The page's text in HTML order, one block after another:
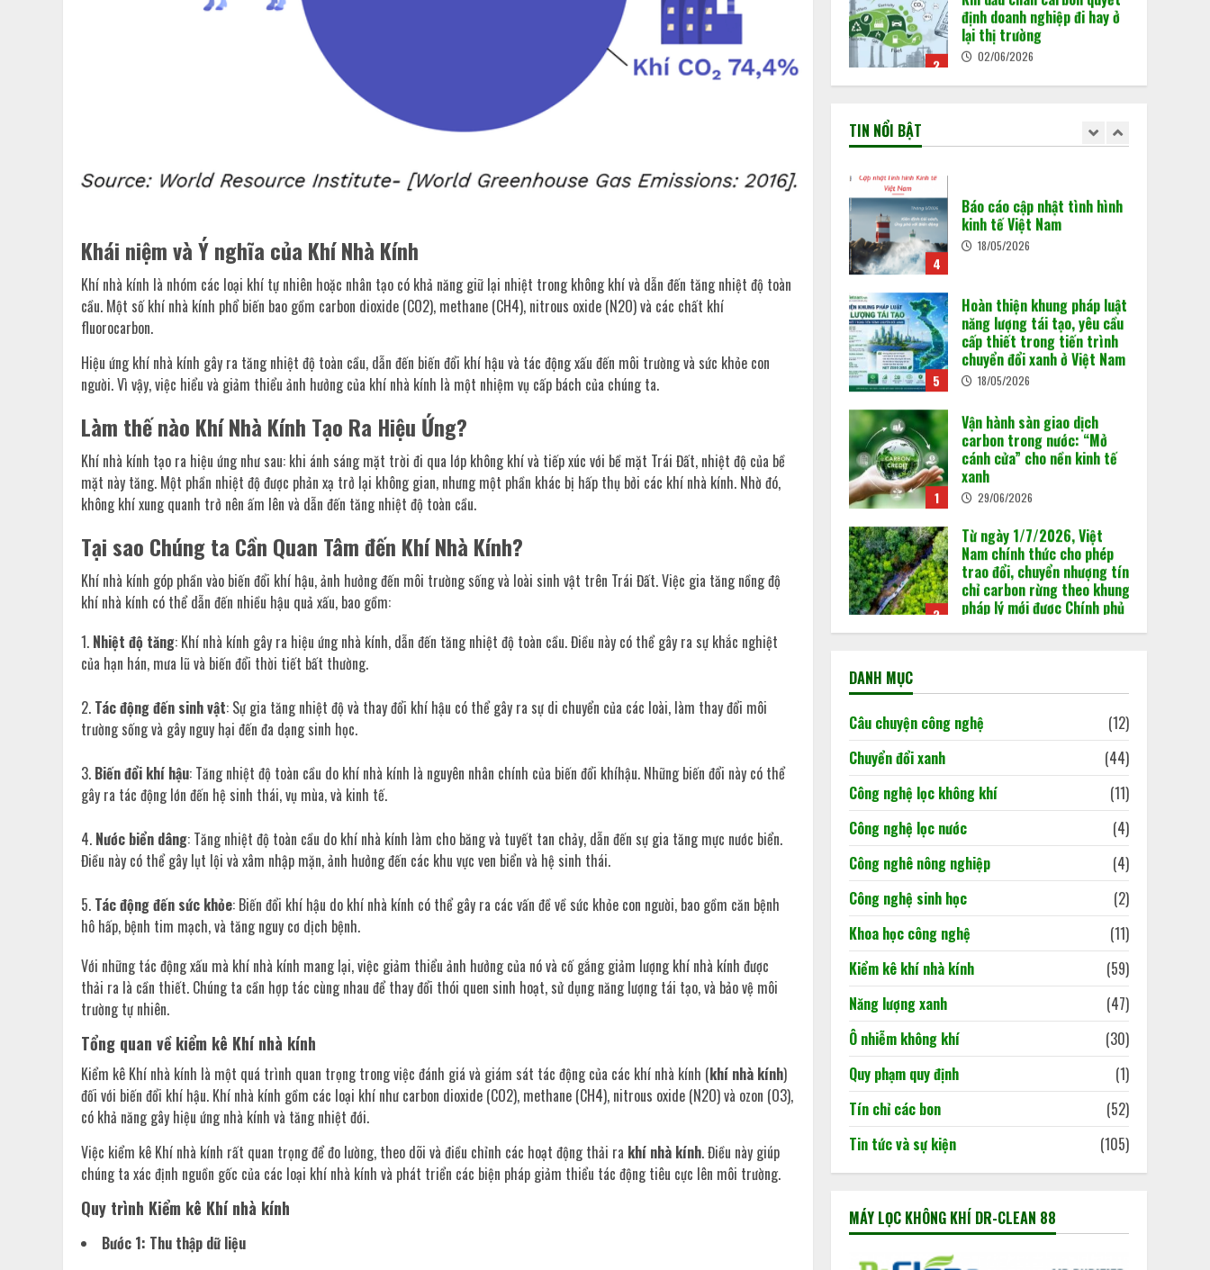
Khái niệm và Ý nghĩa của Khí Nhà Kính
Khí nhà kính là nhóm các loại khí tự nhiên hoặc nhân tạo có khả năng giữ lại nhiệt trong không khí và dẫn đến tăng nhiệt độ toàn
cầu. Một số khí nhà kính phổ biến bao gồm carbon dioxide (CO2), methane (CH4), nitrous oxide (N2O) và các chất khí
fluorocarbon.
Hiệu ứng khí nhà kính gây ra tăng nhiệt độ toàn cầu, dẫn đến biến đổi khí hậu và tác động xấu đến môi trường và sức khỏe con
người. Vì vậy, việc hiểu và giảm thiểu ảnh hưởng của khí nhà kính là một nhiệm vụ cấp bách của chúng ta.
Làm thế nào Khí Nhà Kính Tạo Ra Hiệu Ứng?
Khí nhà kính tạo ra hiệu ứng như sau: khi ánh sáng mặt trời đi qua lớp không khí và tiếp xúc với bề mặt Trái Đất, nhiệt độ của bề
mặt này tăng. Một phần nhiệt độ được phản xạ trở lại không gian, nhưng một phần khác bị hấp thụ bởi các khí nhà kính. Nhờ đó,
không khí xung quanh trở nên ấm lên và dẫn đến tăng nhiệt độ toàn cầu.
Tại sao Chúng ta Cần Quan Tâm đến Khí Nhà Kính?
Khí nhà kính góp phần vào biến đổi khí hậu, ảnh hưởng đến môi trường sống và loài sinh vật trên Trái Đất. Việc gia tăng nồng độ
khí nhà kính có thể dẫn đến nhiều hậu quả xấu, bao gồm:
Nhiệt độ tăng: Khí nhà kính gây ra hiệu ứng nhà kính, dẫn đến tăng nhiệt độ toàn cầu. Điều này có thể gây ra sự khắc nghiệt
của hạn hán, mưa lũ và biến đổi thời tiết bất thường.
Tác động đến sinh vật: Sự gia tăng nhiệt độ và thay đổi khí hậu có thể gây ra sự di chuyển của các loài, làm thay đổi môi
trường sống và gây nguy hại đến đa dạng sinh học.
Biến đổi khí hậu: Tăng nhiệt độ toàn cầu do khí nhà kính là nguyên nhân chính của biến đổi khíhậu. Những biến đổi này có thể
gây ra tác động lớn đến hệ sinh thái, vụ mùa, và kinh tế.
Nước biển dâng: Tăng nhiệt độ toàn cầu do khí nhà kính làm cho băng và tuyết tan chảy, dẫn đến sự gia tăng mực nước biển.
Điều này có thể gây lụt lội và xâm nhập mặn, ảnh hưởng đến các khu vực ven biển và hệ sinh thái.
Tác động đến sức khỏe: Biến đổi khí hậu do khí nhà kính có thể gây ra các vấn đề về sức khỏe con người, bao gồm căn bệnh
hô hấp, bệnh tim mạch, và tăng nguy cơ dịch bệnh.
Với những tác động xấu mà khí nhà kính mang lại, việc giảm thiểu ảnh hưởng của nó và cố gắng giảm lượng khí nhà kính được
thải ra là cần thiết. Chúng ta cần hợp tác cùng nhau để thay đổi thói quen sinh hoạt, sử dụng năng lượng tái tạo, và bảo vệ môi
trường tự nhiên.
Tổng quan về kiểm kê Khí nhà kính
Kiểm kê Khí nhà kính là một quá trình quan trọng trong việc đánh giá và giám sát tác động của các khí nhà kính (khí nhà kính)
đối với biến đổi khí hậu. Khí nhà kính gồm các loại khí như carbon dioxide (CO2), methane (CH4), nitrous oxide (N2O) và ozon (O3),
có khả năng gây hiệu ứng nhà kính và tăng nhiệt đới.
Việc kiểm kê Khí nhà kính rất quan trọng để đo lường, theo dõi và điều chỉnh các hoạt động thải ra khí nhà kính. Điều này giúp
chúng ta xác định nguồn gốc của các loại khí nhà kính và phát triển các biện pháp giảm thiểu tác động tiêu cực lên môi trường.
Quy trình Kiểm kê Khí nhà kính
Bước 1: Thu thập dữ liệu
2
định doanh nghiệp đi hay ở
lại thị trường
02/06/2026
3
của Sàn giao dịch các-bon
4
Minh bạch MRV: Nền tảng
cho thị trường tín chỉ
TIN NỔI BẬT
2
pháp lý mới được Chính phủ
ban hành tại Nghị định
180/2026/NĐ-CP.
Khi dấu chân carbon quyết
định doanh nghiệp đi hay ở
4
Báo cáo cập nhật tình hình
kinh tế Việt Nam
18/05/2026
5
Hoàn thiện khung pháp luật
năng lượng tái tạo, yêu cầu
cấp thiết trong tiến trình
chuyển đổi xanh ở Việt Nam
18/05/2026
1
Vận hành sàn giao dịch
carbon trong nước: “Mở
cánh cửa” cho nền kinh tế
xanh
29/06/2026
2
Từ ngày 1/7/2026, Việt
Nam chính thức cho phép
trao đổi, chuyển nhượng tín
chỉ carbon rừng theo khung
pháp lý mới được Chính phủ
ban hành tại Nghị định
180/2026/NĐ-CP.
3
lại thị trường
4
Báo cáo cập nhật tình hình
kinh tế Việt Nam
DANH MỤC
Câu chuyện công nghệ
(12)
Chuyển đổi xanh
(44)
Công nghệ lọc không khí
(11)
Công nghệ lọc nước
(4)
Công nghê nông nghiệp
(4)
Công nghệ sinh học
(2)
Khoa học công nghệ
(11)
Kiểm kê khí nhà kính
(59)
Năng lượng xanh
(47)
Ô nhiễm không khí
(30)
Quy phạm quy định
(1)
Tín chỉ các bon
(52)
Tin tức và sự kiện
(105)
MÁY LỌC KHÔNG KHÍ DR-CLEAN 88